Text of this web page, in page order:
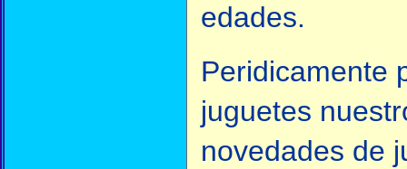
edades.
Peridicamente
juguetes
novedades de